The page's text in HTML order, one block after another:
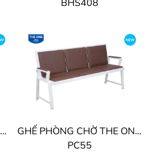
BHS408
BÀN HỌC SINH LIỀN GIÁ THE ONE
GHẾ PHÒNG CHỜ THE ONE BỌC PVC
PC55